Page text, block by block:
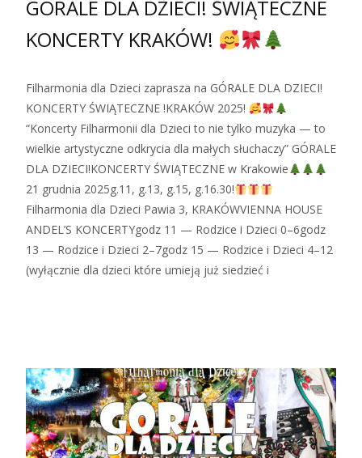
GÓRALE DLA DZIECI! ŚWIĄTECZNE
KONCERTY KRAKÓW!
Filharmonia dla Dzieci zaprasza na GÓRALE DLA DZIECI!
KONCERTY ŚWIĄTECZNE !KRAKÓW 2025!
“Koncerty Filharmonii dla Dzieci to nie tylko muzyka — to
wielkie artystyczne odkrycia dla małych słuchaczy” GÓRALE
DLA DZIECI!KONCERTY ŚWIĄTECZNE w Krakowie
21 grudnia 2025g.11, g.13, g.15, g.16.30!
Filharmonia dla Dzieci Pawia 3, KRAKÓWVIENNA HOUSE
ANDEL’S KONCERTYgodz 11 — Rodzice i Dzieci 0–6godz
13 — Rodzice i Dzieci 2–7godz 15 — Rodzice i Dzieci 4–12
(wyłącznie dla dzieci które umieją już siedzieć i